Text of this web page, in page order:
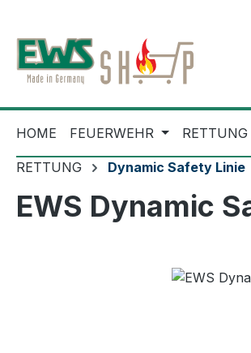
HOME FEUERWEHR RETTUNG
RETTUNG Dynamic Safety Linie
EWS Dynamic